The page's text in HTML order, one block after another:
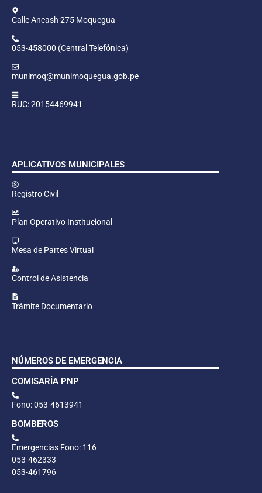
Calle Ancash 275 Moquegua
053-458000 (Central Telefónica)
munimoq@munimoquegua.gob.pe
RUC: 20154469941
APLICATIVOS MUNICIPALES
Registro Civil
Plan Operativo Institucional
Mesa de Partes Virtual
Control de Asistencia
Trámite Documentario
NÚMEROS DE EMERGENCIA
COMISARÍA PNP
Fono: 053-4613941
BOMBEROS
Emergencias Fono: 116
053-462333
053-461796